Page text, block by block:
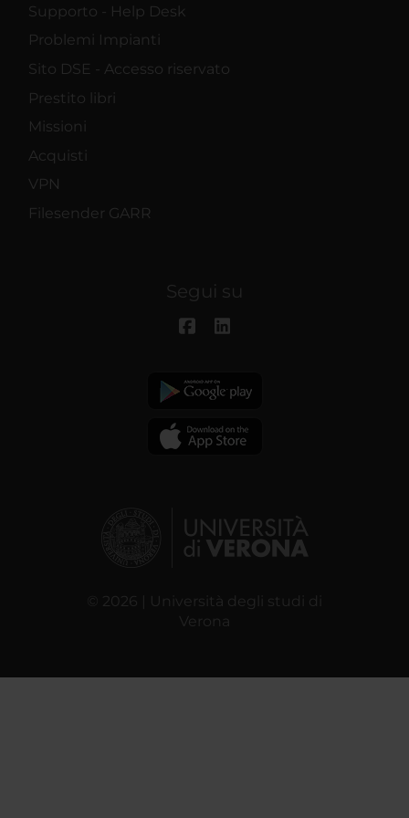
Supporto - Help Desk
Problemi Impianti
Sito DSE - Accesso riservato
Prestito libri
Missioni
Acquisti
VPN
Filesender GARR
Segui su
© 2026 | Università degli studi di
Verona